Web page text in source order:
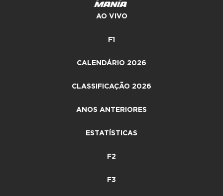
AO VIVO
F1
CALENDÁRIO 2026
CLASSIFICAÇÃO 2026
ANOS ANTERIORES
ESTATÍSTICAS
F2
F3